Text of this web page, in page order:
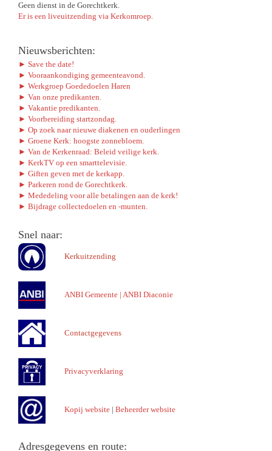
Geen dienst in de Gorechtkerk.
Er is een liveuitzending via Kerkomroep.
Nieuwsberichten:
► Save the date!
► Vooraankondiging gemeenteavond.
► Werkgroep Goededoelen Haren
► Van onze predikanten.
► Vakantie predikanten.
► Voorbereiding startzondag.
► Op zoek naar nieuwe diakenen en ouderlingen
► Groene Kerk: hoogste zonnebloem.
► Van de Kerkenraad: Beleid veilige kerk.
► KerkTV op een smarttelevisie.
► Giften geven met de kerkapp.
► Parkeren rond de Gorechtkerk.
► Mededeling voor alle betalingen aan de kerk!
► Bijdrage collectedoelen en -munten.
Snel naar:
Kerkuitzending
ANBI Gemeente | ANBI Diaconie
Contactgegevens
Privacyverklaring
Kopij website | Beheerder website
Adresgegevens en route: